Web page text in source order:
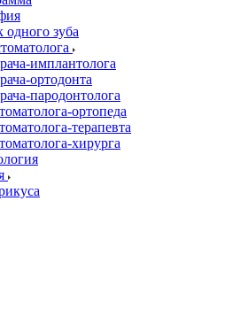
одного зуба
имплантолога
ортодонта
пародонтолога
ортопеда
терапевта
хирурга